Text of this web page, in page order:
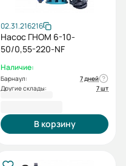
02.31.216216
Насос ГНОМ 6-10-
50/0,55-220-NF
Наличие:
Барнаул:
7 дней
Другие склады:
7 шт
В корзину